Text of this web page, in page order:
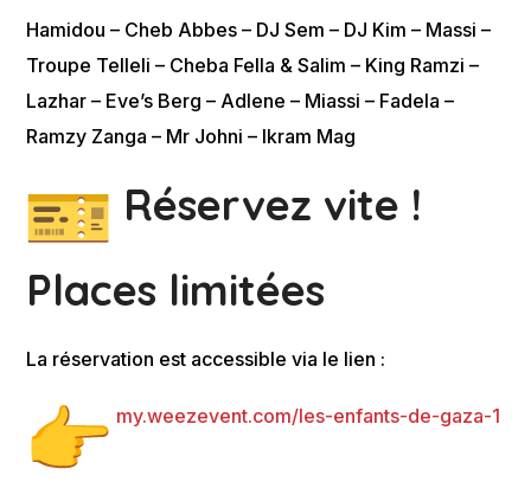
Hamidou – Cheb Abbes – DJ Sem – DJ Kim – Massi –
Troupe Telleli – Cheba Fella & Salim – King Ramzi –
Lazhar – Eve’s Berg – Adlene – Miassi – Fadela –
Ramzy Zanga – Mr Johni – Ikram Mag
Réservez vite !
Places limitées
La réservation est accessible via le lien :
my.weezevent.com/les-enfants-de-gaza-1